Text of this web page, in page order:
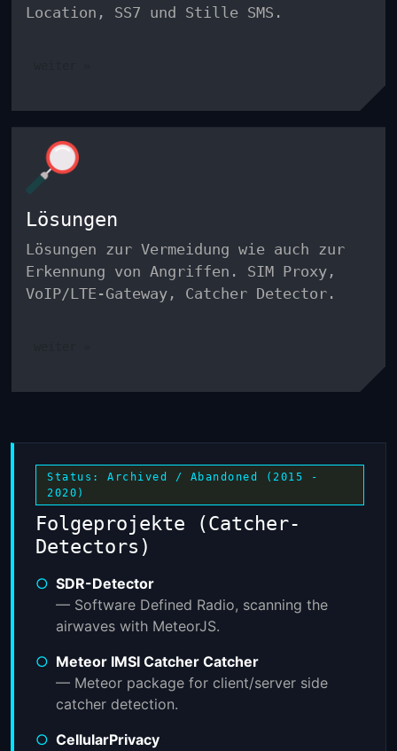
Location, SS7 und Stille SMS.
Lösungen
Lösungen zur Vermeidung wie auch zur
Erkennung von Angriffen. SIM Proxy,
VoIP/LTE-Gateway, Catcher Detector.
Status: Archived / Abandoned (2015 -
2020)
Folgeprojekte (Catcher-
Detectors)
○ SDR-Detector
— Software Defined Radio, scanning the
airwaves with MeteorJS.
○ Meteor IMSI Catcher Catcher
— Meteor package for client/server side
catcher detection.
○ CellularPrivacy